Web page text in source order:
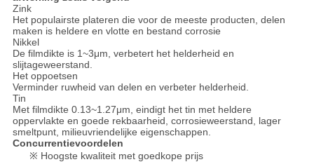
Zink
Het populairste plateren die voor de meeste producten, delen
maken is heldere en vlotte en bestand corrosie
Nikkel
De filmdikte is 1~3μm, verbetert het helderheid en
slijtageweerstand.
Het oppoetsen
Verminder ruwheid van delen en verbeter helderheid.
Tin
Met filmdikte 0.13~1.27μm, eindigt het tin met heldere
oppervlakte en goede rekbaarheid, corrosieweerstand, lager
smeltpunt, milieuvriendelijke eigenschappen.
Concurrentievoordelen
※ Hoogste kwaliteit met goedkope prijs